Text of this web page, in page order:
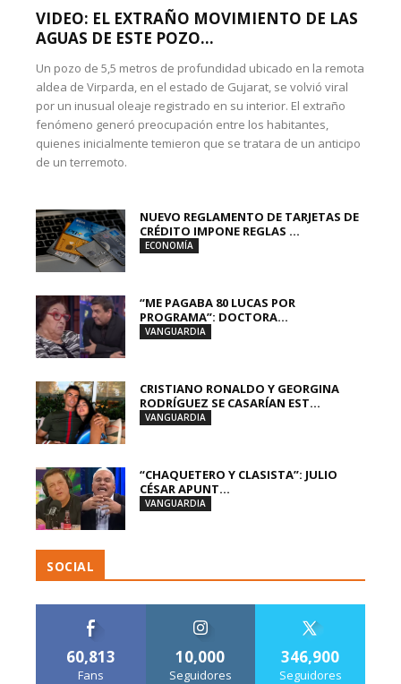
VIDEO: EL EXTRAÑO MOVIMIENTO DE LAS
AGUAS DE ESTE POZO...
Un pozo de 5,5 metros de profundidad ubicado en la remota
aldea de Virparda, en el estado de Gujarat, se volvió viral
por un inusual oleaje registrado en su interior. El extraño
fenómeno generó preocupación entre los habitantes,
quienes inicialmente temieron que se tratara de un anticipo
de un terremoto.
NUEVO REGLAMENTO DE TARJETAS DE
CRÉDITO IMPONE REGLAS ...
ECONOMÍA
“ME PAGABA 80 LUCAS POR
PROGRAMA”: DOCTORA...
VANGUARDIA
CRISTIANO RONALDO Y GEORGINA
RODRÍGUEZ SE CASARÍAN EST...
VANGUARDIA
“CHAQUETERO Y CLASISTA”: JULIO
CÉSAR APUNT...
VANGUARDIA
SOCIAL
60,813
Fans
10,000
Seguidores
346,900
Seguidores